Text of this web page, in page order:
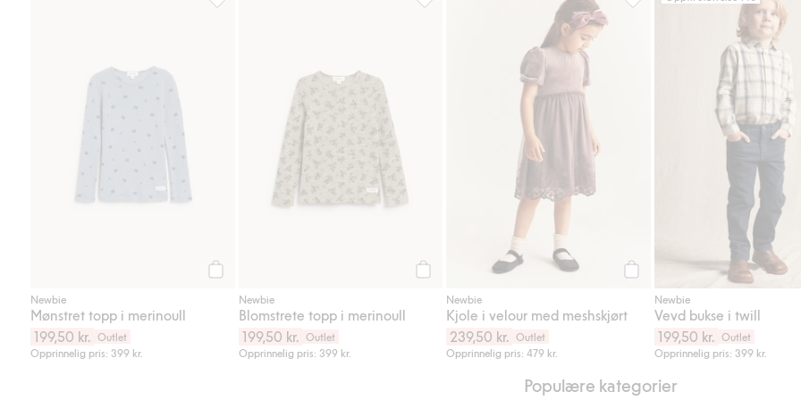
Newbie
Mønstret topp i merinoull
199,50 kr. Outlet
Opprinnelig pris: 399 kr.
Newbie
Blomstrete topp i merinoull
199,50 kr. Outlet
Opprinnelig pris: 399 kr.
Blomstrete topp i merinoull, Legg til i favoriter
Legg til
Newbie
Kjole i velour med meshskjørt
239,50 kr.
Outlet
Opprinnelig pris: 479 kr.
Kjole i velour med
Newbie
Vevd bukse i twill
199,50 kr. Outlet
Opprinnelig pris: 399 kr.
Populære kategorier